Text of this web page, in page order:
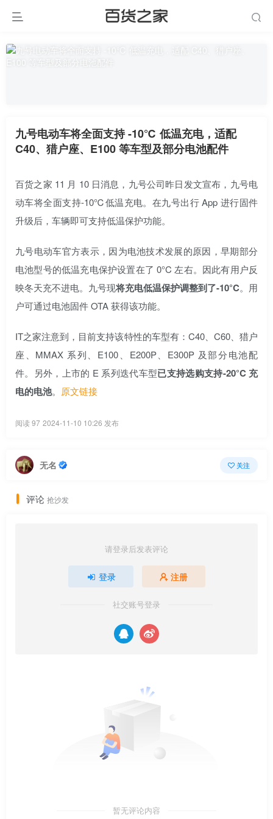
九号电动车将全面支持 -10℃ 低温充电，适配
C40、猎户座、E100 等车型及部分电池配件
百货之家 11 月 10 日消息，九号公司昨日发文宣布，九号电
动车将全面支持-10℃低温充电。在九号出行 App 进行固件
升级后，车辆即可支持低温保护功能。
九号电动车官方表示，因为电池技术发展的原因，早期部分
电池型号的低温充电保护设置在了 0°C 左右。因此有用户反
映冬天充不进电。九号现将充电低温保护调整到了-10°C。用
户可通过电池固件 OTA 获得该功能。
IT之家注意到，目前支持该特性的车型有：C40、C60、猎户
座、MMAX 系列、E100、E200P、E300P 及部分电池配
件。另外，上市的 E 系列迭代车型已支持选购支持-20°C 充
电的电池。 原文链接
阅读 97 2024-11-10 10:26 发布
无名 关注
评论 抢沙发
请登录后发表评论
登录 注册
社交账号登录
暂无评论内容